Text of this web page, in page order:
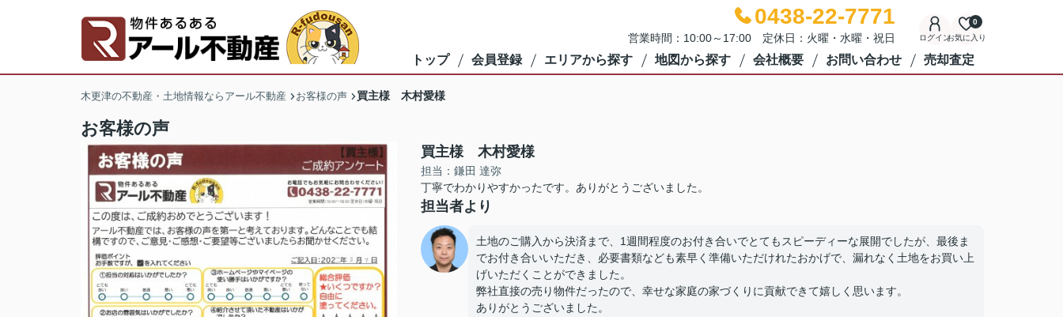
0438-22-7771
営業時間：10:00～17:00 定休日：火曜・水曜・祝日 ログインお気に入り
0
トップ 会員登録 エリアから探す 地図から探す 会社概要 お問い合わせ 売却査定
木更津の不動産・土地情報ならアール不動産 お客様の声 買主様 木村愛様
お客様の声
買主様 木村愛様
担当：鎌田 達弥
丁寧でわかりやすかったです。ありがとうございました。
担当者より
土地のご購入から決済まで、1週間程度のお付き合いでとてもスピーディーな展開でしたが、最後ま
でお付き合いいただき、必要書類なども素早く準備いただけれたおかげで、漏れなく土地をお買い上
げいただくことができました。
弊社直接の売り物件だったので、幸せな家庭の家づくりに貢献できて嬉しく思います。
ありがとうございました。